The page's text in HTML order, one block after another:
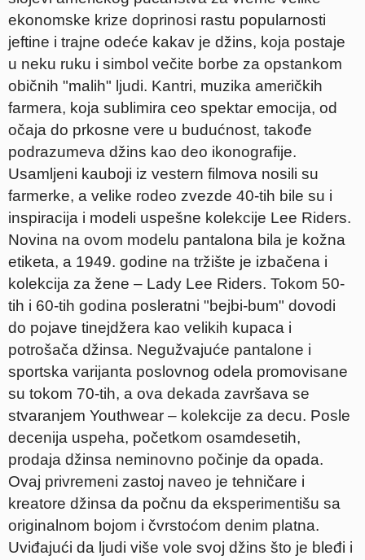
ekonomske krize doprinosi rastu popularnosti
jeftine i trajne odeće kakav je džins, koja postaje
u neku ruku i simbol večite borbe za opstankom
običnih "malih" ljudi. Kantri, muzika američkih
farmera, koja sublimira ceo spektar emocija, od
očaja do prkosne vere u budućnost, takođe
podrazumeva džins kao deo ikonografije.
Usamljeni kauboji iz vestern filmova nosili su
farmerke, a velike rodeo zvezde 40-tih bile su i
inspiracija i modeli uspešne kolekcije Lee Riders.
Novina na ovom modelu pantalona bila je kožna
etiketa, a 1949. godine na tržište je izbačena i
kolekcija za žene – Lady Lee Riders. Tokom 50-
tih i 60-tih godina posleratni "bejbi-bum" dovodi
do pojave tinejdžera kao velikih kupaca i
potrošača džinsa. Negužvajuće pantalone i
sportska varijanta poslovnog odela promovisane
su tokom 70-tih, a ova dekada završava se
stvaranjem Youthwear – kolekcije za decu. Posle
decenija uspeha, početkom osamdesetih,
prodaja džinsa neminovno počinje da opada.
Ovaj privremeni zastoj naveo je tehničare i
kreatore džinsa da počnu da eksperimentišu sa
originalnom bojom i čvrstoćom denim platna.
Uviđajući da ljudi više vole svoj džins što je bleđi i